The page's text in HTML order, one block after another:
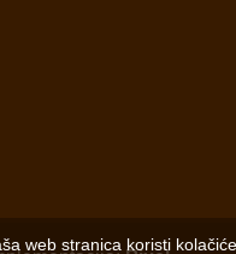
web stranica koristi